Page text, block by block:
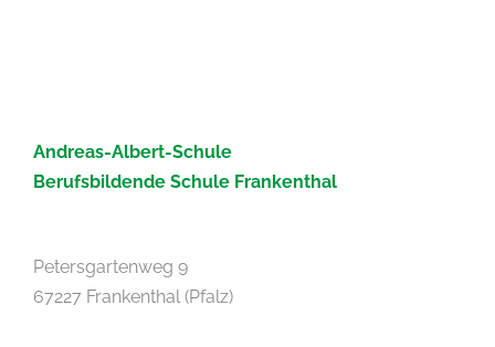
Andreas-Albert-Schule
Berufsbildende Schule Frankenthal
Petersgartenweg 9
67227 Frankenthal (Pfalz)